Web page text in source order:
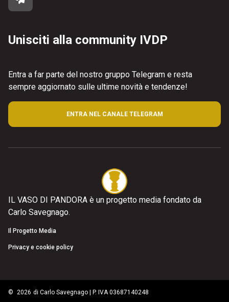
Unisciti alla community IVDP
Entra a far parte del nostro gruppo Telegram e resta
sempre aggiornato sulle ultime novità e tendenze!
ENTRA NEL CANALE TELEGRAM
IL VASO DI PANDORA è un progetto media fondato da
Carlo Savegnago.
Il Progetto Media
Privacy e cookie policy
© 2026 di Carlo Savegnago | P. IVA 03687140248